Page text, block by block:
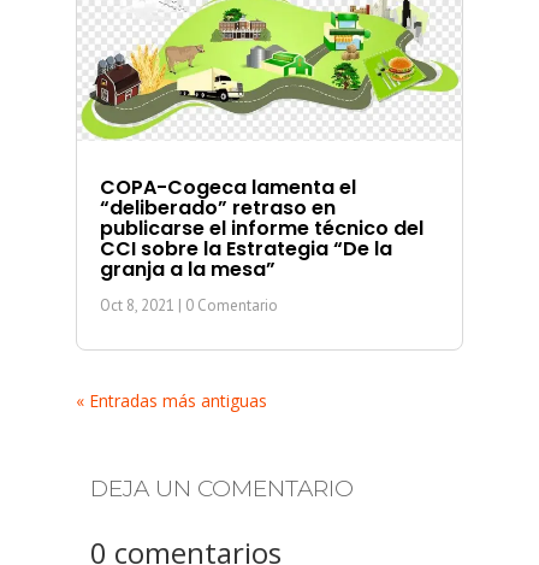
COPA-Cogeca lamenta el
“deliberado” retraso en
publicarse el informe técnico del
CCI sobre la Estrategia “De la
granja a la mesa”
Oct 8, 2021 | 0 Comentario
« Entradas más antiguas
DEJA UN COMENTARIO
0 comentarios